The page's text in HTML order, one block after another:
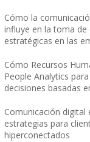
Cómo la
influye en la toma de
estratégicas en las
Cómo Recursos
People Analytics
decisiones basadas
Comunicación digital
estrategias para
hiperconectados